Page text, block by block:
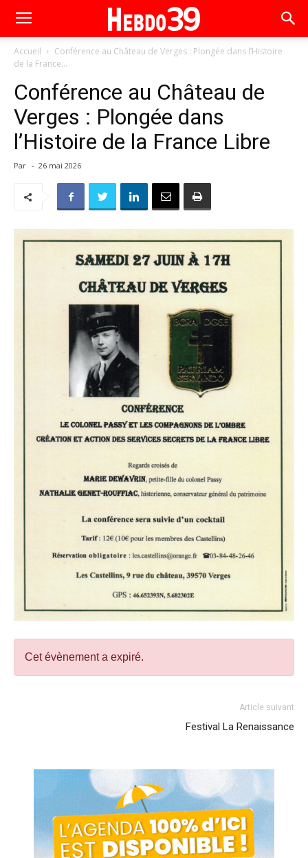
Accueil
Conférence au Château de Verges : Plongée dans l’Histoire
de la France...
Conférence au Château de
Verges : Plongée dans
l’Histoire de la France Libre
Par - 26 mai 2026
Cet évènement a expiré.
Article suivant
Festival La Renaissance